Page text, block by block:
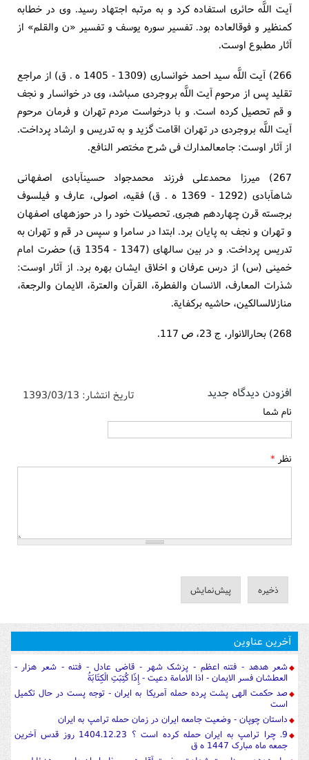
آيت اللَّه حائرى استفاده كرد و به مرتبه اجتهاد رسيد. وى در خطابه
كم‏نظير و فوق‏العاده بود. تفسير سوره يوسف و تفسير «ن والقلم» از
آثار مطبوع اوست.
266) آيت اللَّه سيد احمد خوانسارى (1309 - 1405 ه . ق) از مراجع
تقليد پس از مرحوم آيت اللَّه بروجردى مى‏باشد، وى در خوانسار و نجف
و قم تحصيل كرده است. و با درخواست مردم تهران و فرمان مرحوم
آيت اللَّه بروجردى در تهران اقامت گزيد و به تدريس و ارشاد پرداخت.
از آثار اوست: جامع‏المدارك فى شرح مختصر النافع.
267) ميرزا محمدعلى فرزند محمدجواد حسين‏آبادى اصفهانى
شاه‏آبادى (1292 - 1369 ه . ق) فقيه، اصولى، عارف و فيلسوف
برجسته قرن چهاردهم هجرى. تحصيلات خود را در حوزه‏هاى اصفهان
و تهران و نجف به پايان برد. ابتدا در سامرا و سپس در قم و تهران به
تدريس پرداخت. و در بين سالهاى (1347 - 1354 ق) حضرت امام
خمينى (س) از درس عرفان و اخلاق ايشان بهره برد. از آثار اوست:
شذرات المعارف، الانسان والفطرة، القرآن والعترة، الايمان والرجعة،
منازل‏السالكين، حاشيه بركفاية.
268) بحارالانوار، ج 23، ص 117.
تاریخ انتشار: 1393/03/13 افزودن دیدگاه جدید
نام شما
نظر *
آخرین عناوین
شعر هدهد - فتنه اعظم - پزشک شهر - قاضی عادل - فتنه - شعر هزار -
العطشان فسر الایمان - اذا الامامة دعیت - إِذَا كُتِبَتِ الْكِتَابَةُ
صد حکمت الهی پشت پرده حمله آمریکا به ایران - توجه پست در حال تکمیل
است
داستان چوپان - وضعیت جامعه ایران در زمان حمله ترامپ به ایران
9. چرا ترامپ به ایران حمله کرده است ؟ 1404.12.23 روز قدس آخرین
جمعه ماه مبارک 1447 ه ق